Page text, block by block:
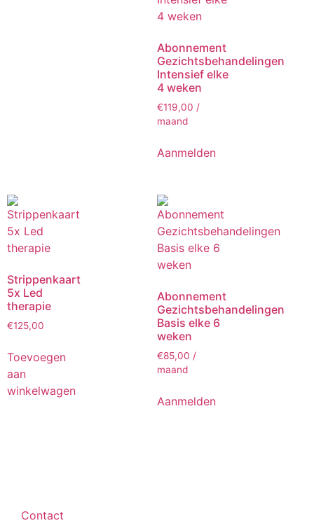
Abonnement
Gezichtsbehandelingen
Intensief elke
4 weken
€119,00 /
maand
Aanmelden
Strippenkaart
5x Led
therapie
€125,00
Toevoegen
aan
winkelwagen
Abonnement
Gezichtsbehandelingen
Basis elke 6
weken
€85,00 /
maand
Aanmelden
Contact